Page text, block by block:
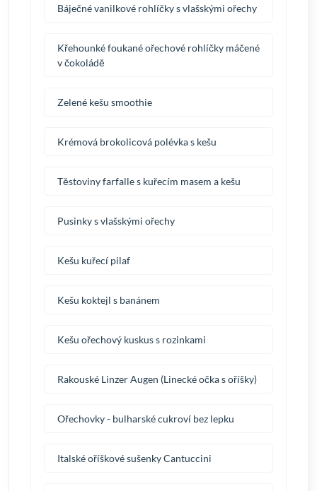
Báječné vanilkové rohlíčky s vlašskými ořechy
Křehounké foukané ořechové rohlíčky máčené
v čokoládě
Zelené kešu smoothie
Krémová brokolicová polévka s kešu
Těstoviny farfalle s kuřecím masem a kešu
Pusinky s vlašskými ořechy
Kešu kuřecí pilaf
Kešu koktejl s banánem
Kešu ořechový kuskus s rozinkami
Rakouské Linzer Augen (Linecké očka s oříšky)
Ořechovky - bulharské cukroví bez lepku
Italské oříškové sušenky Cantuccini